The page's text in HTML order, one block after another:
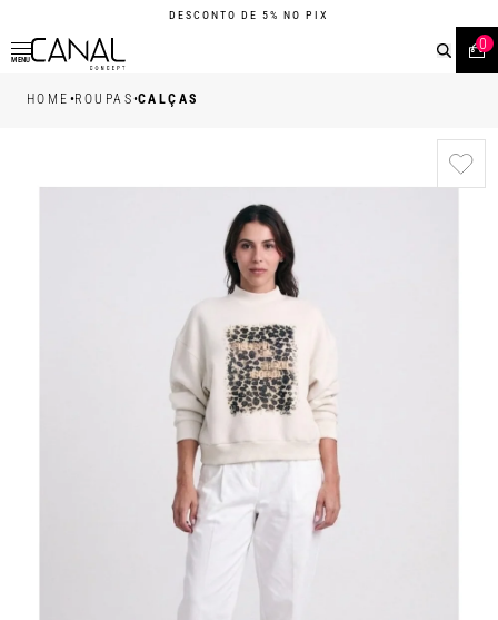
DESCONTO DE 5% NO PIX
MENU
0
HOME •ROUPAS•CALÇAS